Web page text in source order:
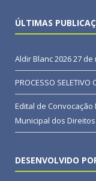
ÚLTIMAS
Aldir Blanc 202627 de
PROCESSO SELETIVO
Edital de Convocação
Municipal dos
DESENVOLVIDO